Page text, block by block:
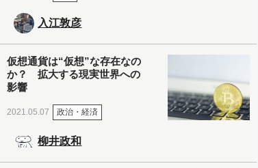
入江敦彦
仮想通貨は“仮想”な存在なの
か？ 拡大する現実世界への
影響
2021.05.07 政治・経済
柳井政和